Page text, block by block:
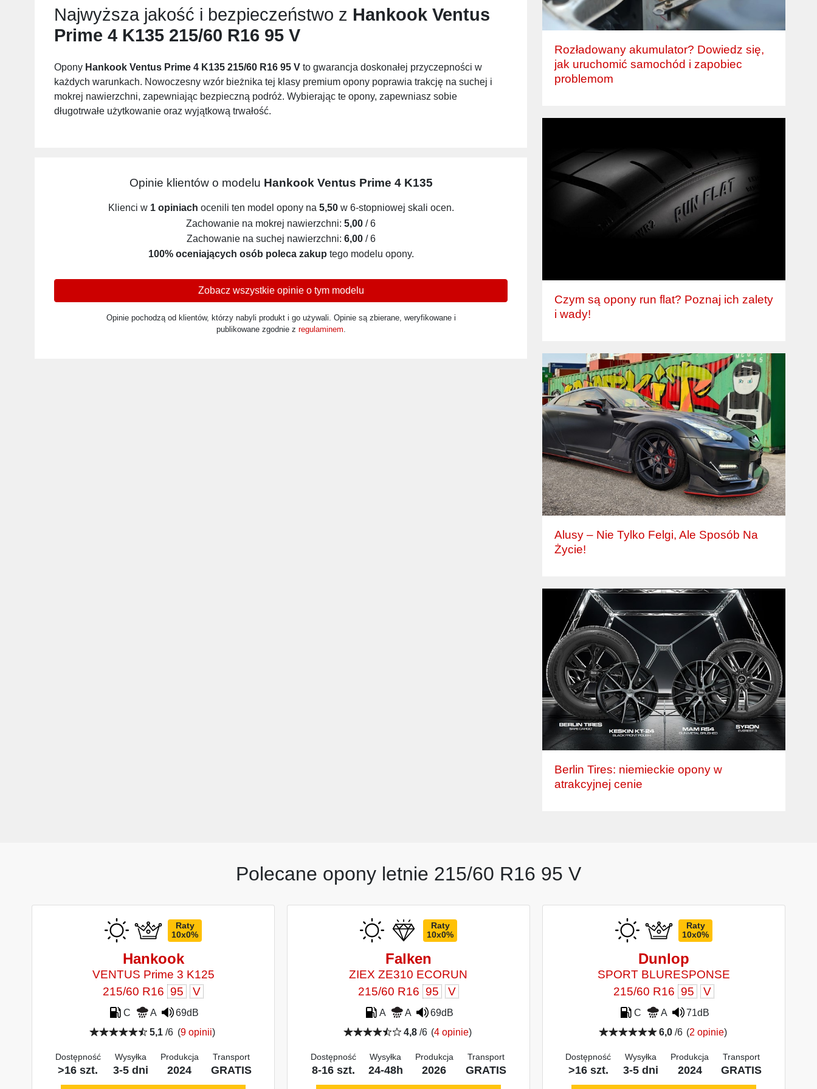
Najwyższa jakość i bezpieczeństwo z Hankook Ventus
Prime 4 K135 215/60 R16 95 V
Opony Hankook Ventus Prime 4 K135 215/60 R16 95 V to gwarancja doskonałej przyczepności w
każdych warunkach. Nowoczesny wzór bieżnika tej klasy premium opony poprawia trakcję na suchej i
mokrej nawierzchni, zapewniając bezpieczną podróż. Wybierając te opony, zapewniasz sobie
długotrwałe użytkowanie oraz wyjątkową trwałość.
Opinie klientów o modelu Hankook Ventus Prime 4 K135
Klienci w 1 opiniach ocenili ten model opony na 5,50w 6-stopniowej skali ocen.
Zachowanie na mokrej nawierzchni: 5,00 / 6
Zachowanie na suchej nawierzchni: 6,00/ 6
100% oceniających osób poleca zakup tego modelu opony.
Zobacz wszystkie opinie o tym modelu
Opinie pochodzą od klientów, którzy nabyli produkt i go używali. Opinie są zbierane, weryfikowane i
publikowane zgodnie z regulaminem.
Rozładowany akumulator? Dowiedz się,
jak uruchomić samochód i zapobiec
problemom
Czym są opony run flat? Poznaj ich zalety
i wady!
Alusy – Nie Tylko Felgi, Ale Sposób Na
Życie!
Berlin Tires: niemieckie opony w
atrakcyjnej cenie
Polecane opony letnie 215/60 R16 95 V
Raty
10x0%
Hankook
VENTUS Prime 3 K125
215/60 R16 95 V
C A
69dB
5,1 /6 (9 opinii)
Dostępność
>16 szt.
Wysyłka
3-5 dni
Produkcja
2024
Transport
GRATIS
Raty
10x0%
Falken
ZIEX ZE310 ECORUN
215/60 R16 95 V
A A
69dB
4,8/6 (4 opinie)
Dostępność
8-16 szt.
Wysyłka
24-48h
Produkcja
2026
Transport
GRATIS
Raty
10x0%
Dunlop
SPORT BLURESPONSE
215/60 R16 95 V
C A
71dB
6,0/6 (2 opinie)
Dostępność
>16 szt.
Wysyłka
3-5 dni
Produkcja
2024
Transport
GRATIS